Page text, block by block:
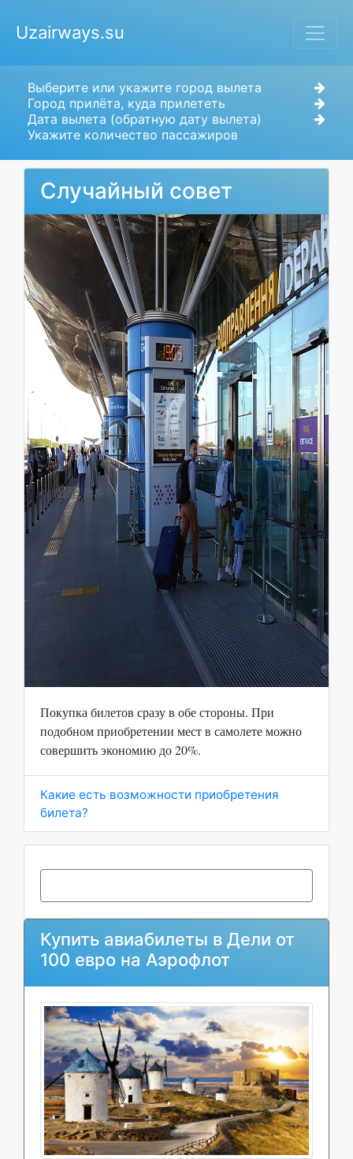
Uzairways.su
Выберите или укажите город вылета
Город прилёта, куда прилететь
Дата вылета (обратную дату вылета)
Укажите количество пассажиров
Случайный совет
Покупка билетов сразу в обе стороны. При
подобном приобретении мест в самолете можно
совершить экономию до 20%.
Какие есть возможности приобретения
билета?
Купить авиабилеты в Дели от
100 евро на Аэрофлот